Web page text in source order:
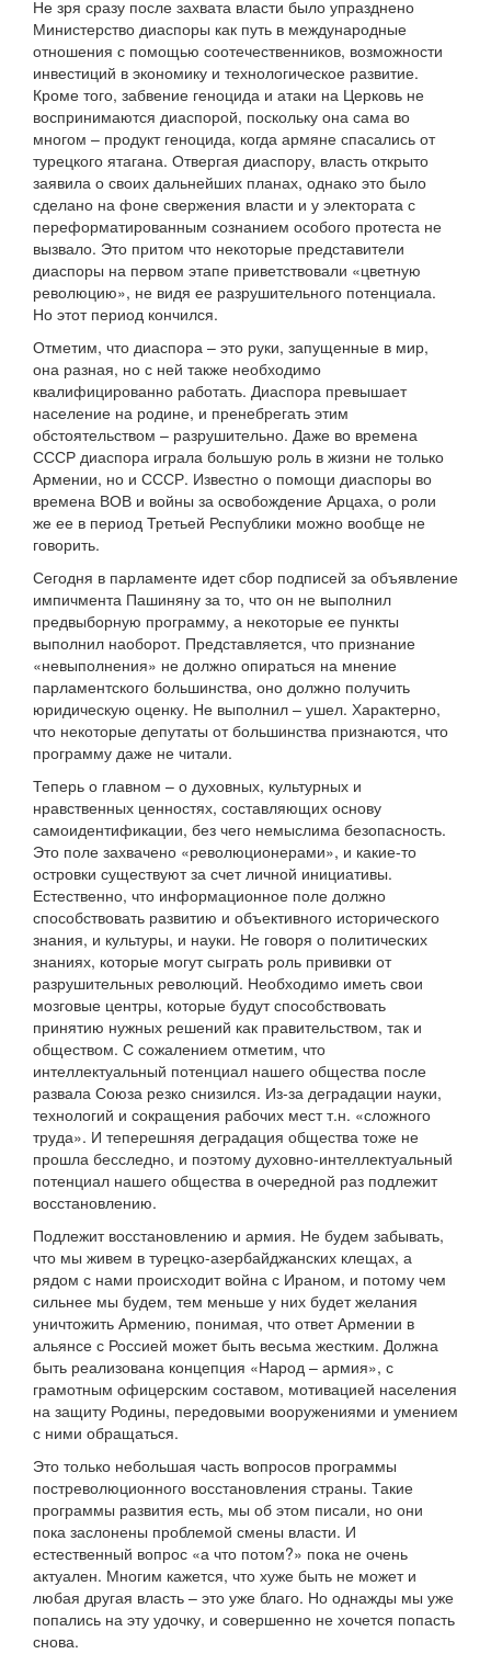
Не зря сразу после захвата власти было упразднено
Министерство диаспоры как путь в международные
отношения с помощью соотечественников, возможности
инвестиций в экономику и технологическое развитие.
Кроме того, забвение геноцида и атаки на Церковь не
воспринимаются диаспорой, поскольку она сама во
многом – продукт геноцида, когда армяне спасались от
турецкого ятагана. Отвергая диаспору, власть открыто
заявила о своих дальнейших планах, однако это было
сделано на фоне свержения власти и у электората с
переформатированным сознанием особого протеста не
вызвало. Это притом что некоторые представители
диаспоры на первом этапе приветствовали «цветную
революцию», не видя ее разрушительного потенциала.
Но этот период кончился.
Отметим, что диаспора – это руки, запущенные в мир,
она разная, но с ней также необходимо
квалифицированно работать. Диаспора превышает
население на родине, и пренебрегать этим
обстоятельством – разрушительно. Даже во времена
СССР диаспора играла большую роль в жизни не только
Армении, но и СССР. Известно о помощи диаспоры во
времена ВОВ и войны за освобождение Арцаха, о роли
же ее в период Третьей Республики можно вообще не
говорить.
Сегодня в парламенте идет сбор подписей за объявление
импичмента Пашиняну за то, что он не выполнил
предвыборную программу, а некоторые ее пункты
выполнил наоборот. Представляется, что признание
«невыполнения» не должно опираться на мнение
парламентского большинства, оно должно получить
юридическую оценку. Не выполнил – ушел. Характерно,
что некоторые депутаты от большинства признаются, что
программу даже не читали.
Теперь о главном – о духовных, культурных и
нравственных ценностях, составляющих основу
самоидентификации, без чего немыслима безопасность.
Это поле захвачено «революционерами», и какие-то
островки существуют за счет личной инициативы.
Естественно, что информационное поле должно
способствовать развитию и объективного исторического
знания, и культуры, и науки. Не говоря о политических
знаниях, которые могут сыграть роль прививки от
разрушительных революций. Необходимо иметь свои
мозговые центры, которые будут способствовать
принятию нужных решений как правительством, так и
обществом. С сожалением отметим, что
интеллектуальный потенциал нашего общества после
развала Союза резко снизился. Из-за деградации науки,
технологий и сокращения рабочих мест т.н. «сложного
труда». И теперешняя деградация общества тоже не
прошла бесследно, и поэтому духовно-интеллектуальный
потенциал нашего общества в очередной раз подлежит
восстановлению.
Подлежит восстановлению и армия. Не будем забывать,
что мы живем в турецко-азербайджанских клещах, а
рядом с нами происходит война с Ираном, и потому чем
сильнее мы будем, тем меньше у них будет желания
уничтожить Армению, понимая, что ответ Армении в
альянсе с Россией может быть весьма жестким. Должна
быть реализована концепция «Народ – армия», с
грамотным офицерским составом, мотивацией населения
на защиту Родины, передовыми вооружениями и умением
с ними обращаться.
Это только небольшая часть вопросов программы
постреволюционного восстановления страны. Такие
программы развития есть, мы об этом писали, но они
пока заслонены проблемой смены власти. И
естественный вопрос «а что потом?» пока не очень
актуален. Многим кажется, что хуже быть не может и
любая другая власть – это уже благо. Но однажды мы уже
попались на эту удочку, и совершенно не хочется попасть
снова.